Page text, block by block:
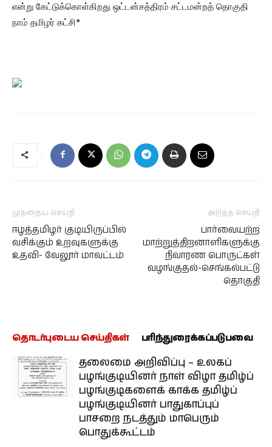
என்று கேட்டுக்கொள்கிறது ஒட்டன்சத்திரம் சட்டமன்றத் தொகுதி
நாம் தமிழர் கட்சி*
முந்தைய செய்தி
ஈழத்தமிழர் குடியிருப்பில்
வசிக்கும் உறவுகளுக்கு
உதவி- வேலூர் மாவட்டம்
அடுத்த செய்தி
பார்வையற்ற
மாற்றுத்திறனாளிகளுக்கு
நிவாரண பொருட்கள்
வழங்குதல்-செங்கல்பட்டு
தொகுதி
தொடர்புடைய செய்திகள் பரிந்துரைக்கப்படுபவை
தலைமை அறிவிப்பு – உலகப்
பழங்குடியினர் நாள் விழா தமிழ்ப்
பழங்குடிகளைக் காக்க தமிழ்ப்
பழங்குடியினர் பாதுகாப்புப்
பாசறை நடத்தும் மாபெரும்
பொதுக்கூட்டம்